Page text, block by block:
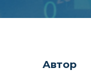
Автор